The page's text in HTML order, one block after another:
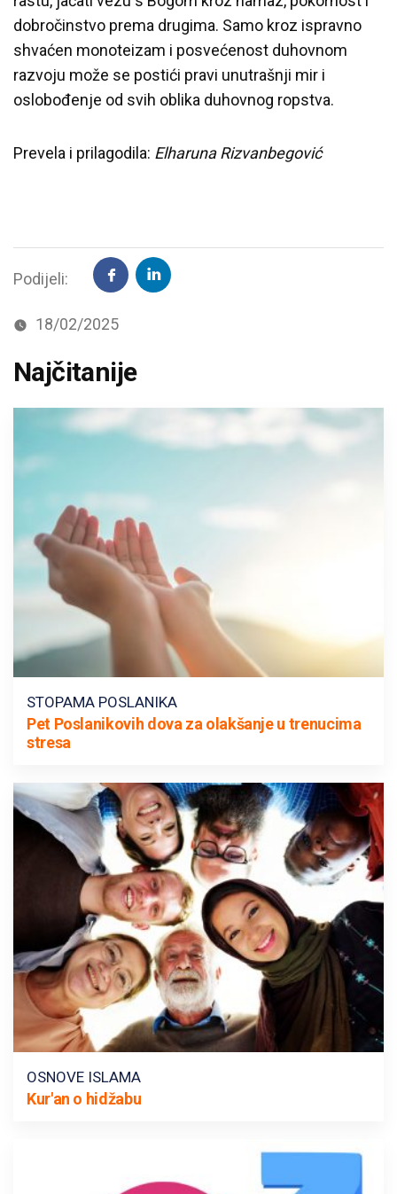
dobročinstvo prema drugima. Samo kroz ispravno
shvaćen monoteizam i posvećenost duhovnom
razvoju može se postići pravi unutrašnji mir i
oslobođenje od svih oblika duhovnog ropstva.
Prevela i prilagodila: Elharuna Rizvanbegović
Podijeli:
18/02/2025
Najčitanije
STOPAMA POSLANIKA
Pet Poslanikovih dova za olakšanje u trenucima
stresa
OSNOVE ISLAMA
Kur'an o hidžabu